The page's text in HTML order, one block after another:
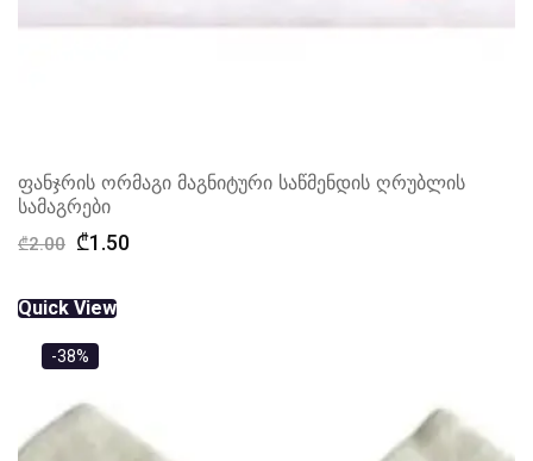
ფანჯრის ორმაგი მაგნიტური საწმენდის ღრუბლის
სამაგრები
₾2.00 Original
was:
₾2.00.
₾1.50Current
Quick View
-38%